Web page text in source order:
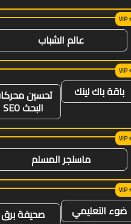
عالم الشباب
باقة باك لينك تحسين
البحث SEO
ماسنجر المسلم
ضوء التعليمي
صحيفة برق